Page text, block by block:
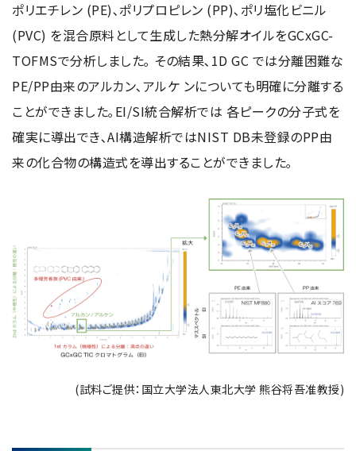
ポリエチレン (PE)､ポリプロピレン (PP)､ポリ塩化ビニル
(PVC) を混合原料として生成した熱分解オイルをGCxGC-
TOFMSで分析しました｡ その結果､1D GC では分離困難な
PE/PP由来のアルカン､アルケ ンについても明確に分離する
ことができました｡EI/SI統合解析では 各ピークの分子式を
確実に導出でき､AI構造解析ではNIST DB未登録のPP由
来の化合物の構造式を導出することができました｡
(試料ご提供：国立大学法人東北大学 熊谷将吾准教授)